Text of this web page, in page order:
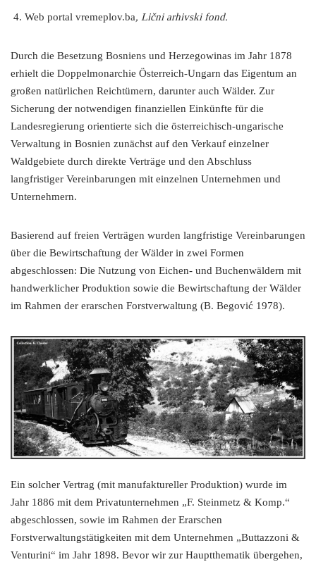
Web portal vremeplov.ba, Lični arhivski fond.
Durch die Besetzung Bosniens und Herzegowinas im Jahr 1878
erhielt die Doppelmonarchie Österreich-Ungarn das Eigentum an
großen natürlichen Reichtümern, darunter auch Wälder. Zur
Sicherung der notwendigen finanziellen Einkünfte für die
Landesregierung orientierte sich die österreichisch-ungarische
Verwaltung in Bosnien zunächst auf den Verkauf einzelner
Waldgebiete durch direkte Verträge und den Abschluss
langfristiger Vereinbarungen mit einzelnen Unternehmen und
Unternehmern.
Basierend auf freien Verträgen wurden langfristige Vereinbarungen
über die Bewirtschaftung der Wälder in zwei Formen
abgeschlossen: Die Nutzung von Eichen- und Buchenwäldern mit
handwerklicher Produktion sowie die Bewirtschaftung der Wälder
im Rahmen der erarschen Forstverwaltung (B. Begović 1978).
Ein solcher Vertrag (mit manufaktureller Produktion) wurde im
Jahr 1886 mit dem Privatunternehmen „F. Steinmetz & Komp.“
abgeschlossen, sowie im Rahmen der Erarschen
Forstverwaltungstätigkeiten mit dem Unternehmen „Buttazzoni &
Venturini“ im Jahr 1898. Bevor wir zur Hauptthematik übergehen,